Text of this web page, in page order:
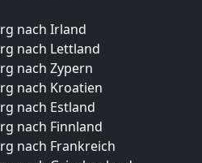
nach Irland
nach Lettland
nach Zypern
nach Kroatien
nach Estland
nach Finnland
nach Frankreich